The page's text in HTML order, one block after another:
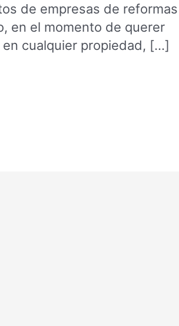
de empresas de reformas
en el momento de querer
cualquier propiedad, […]